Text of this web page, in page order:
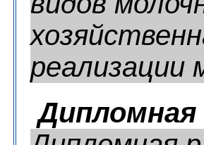
реализации
Дипломная